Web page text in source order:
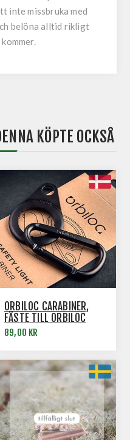
inte missbruka med
belöna alltid rikligt
KÖPTE OCKSÅ
ORBILOC CARABINER,
FÄSTE TILL ORBILOC
SAFETY LIGHT
89,00 KR